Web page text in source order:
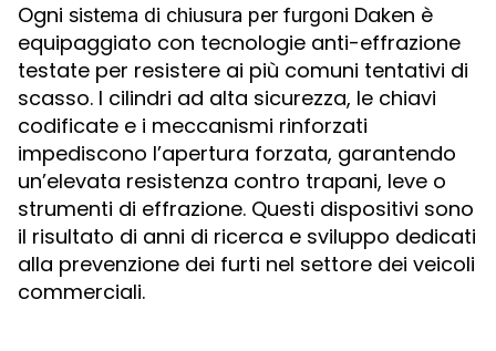
Ogni sistema di chiusura per furgoni Daken è
equipaggiato con tecnologie anti-effrazione
testate per resistere ai più comuni tentativi di
scasso. I cilindri ad alta sicurezza, le chiavi
codificate e i meccanismi rinforzati
impediscono l’apertura forzata, garantendo
un’elevata resistenza contro trapani, leve o
strumenti di effrazione. Questi dispositivi sono
il risultato di anni di ricerca e sviluppo dedicati
alla prevenzione dei furti nel settore dei veicoli
commerciali.